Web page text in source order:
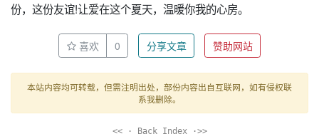
份，这份友谊!让爱在这个夏天，温暖你我的心房。
喜欢 0 分享文章 赞助网站
本站内容均可转载，但需注明出处，部份内容出自互联网，如有侵权联
系我删除。
<< · Back Index ·>>